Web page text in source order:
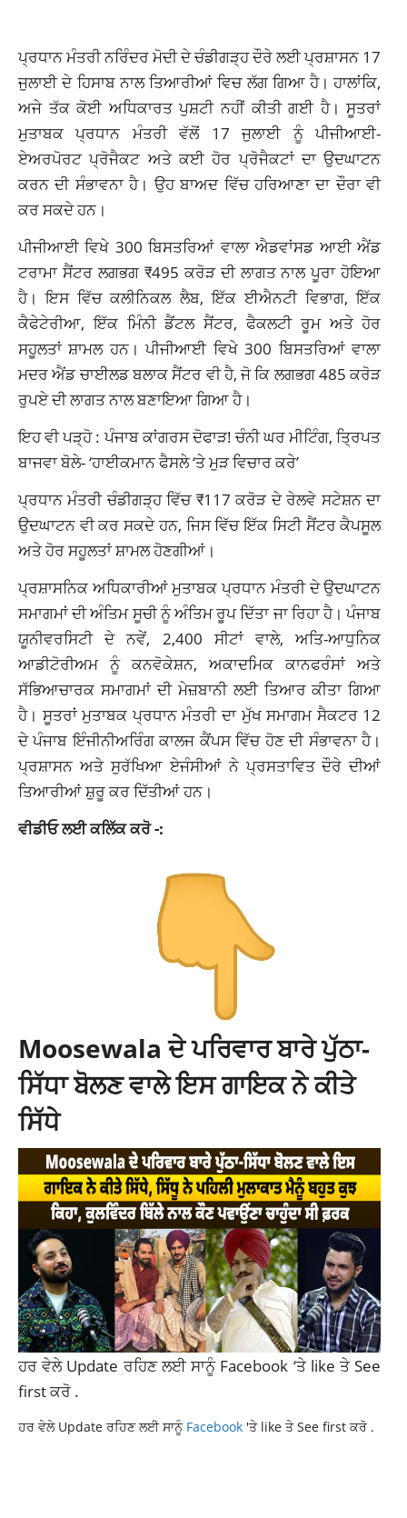
ਪ੍ਰਧਾਨ ਮੰਤਰੀ ਨਰਿੰਦਰ ਮੋਦੀ ਦੇ ਚੰਡੀਗੜ੍ਹ ਦੌਰੇ ਲਈ ਪ੍ਰਸ਼ਾਸਨ 17
ਜੁਲਾਈ ਦੇ ਹਿਸਾਬ ਨਾਲ ਤਿਆਰੀਆਂ ਵਿਚ ਲੱਗ ਗਿਆ ਹੈ। ਹਾਲਾਂਕਿ,
ਅਜੇ ਤੱਕ ਕੋਈ ਅਧਿਕਾਰਤ ਪੁਸ਼ਟੀ ਨਹੀਂ ਕੀਤੀ ਗਈ ਹੈ। ਸੂਤਰਾਂ
ਮੁਤਾਬਕ ਪ੍ਰਧਾਨ ਮੰਤਰੀ ਵੱਲੋਂ 17 ਜੁਲਾਈ ਨੂੰ ਪੀਜੀਆਈ-
ਏਅਰਪੋਰਟ ਪ੍ਰੋਜੈਕਟ ਅਤੇ ਕਈ ਹੋਰ ਪ੍ਰੋਜੈਕਟਾਂ ਦਾ ਉਦਘਾਟਨ
ਕਰਨ ਦੀ ਸੰਭਾਵਨਾ ਹੈ। ਉਹ ਬਾਅਦ ਵਿੱਚ ਹਰਿਆਣਾ ਦਾ ਦੌਰਾ ਵੀ
ਕਰ ਸਕਦੇ ਹਨ।
ਪੀਜੀਆਈ ਵਿਖੇ 300 ਬਿਸਤਰਿਆਂ ਵਾਲਾ ਐਡਵਾਂਸਡ ਆਈ ਐਂਡ
ਟਰਾਮਾ ਸੈਂਟਰ ਲਗਭਗ ₹495 ਕਰੋੜ ਦੀ ਲਾਗਤ ਨਾਲ ਪੂਰਾ ਹੋਇਆ
ਹੈ। ਇਸ ਵਿੱਚ ਕਲੀਨਿਕਲ ਲੈਬ, ਇੱਕ ਈਐਨਟੀ ਵਿਭਾਗ, ਇੱਕ
ਕੈਫੇਟੇਰੀਆ, ਇੱਕ ਮਿੰਨੀ ਡੈਂਟਲ ਸੈਂਟਰ, ਫੈਕਲਟੀ ਰੂਮ ਅਤੇ ਹੋਰ
ਸਹੂਲਤਾਂ ਸ਼ਾਮਲ ਹਨ। ਪੀਜੀਆਈ ਵਿਖੇ 300 ਬਿਸਤਰਿਆਂ ਵਾਲਾ
ਮਦਰ ਐਂਡ ਚਾਈਲਡ ਬਲਾਕ ਸੈਂਟਰ ਵੀ ਹੈ, ਜੋ ਕਿ ਲਗਭਗ 485 ਕਰੋੜ
ਰੁਪਏ ਦੀ ਲਾਗਤ ਨਾਲ ਬਣਾਇਆ ਗਿਆ ਹੈ।
ਇਹ ਵੀ ਪੜ੍ਹੋ :ਪੰਜਾਬ ਕਾਂਗਰਸ ਦੋਫਾੜ! ਚੰਨੀ ਘਰ ਮੀਟਿੰਗ, ਤ੍ਰਿਪਤ
ਬਾਜਵਾ ਬੋਲੇ- ‘ਹਾਈਕਮਾਨ ਫੈਸਲੇ ‘ਤੇ ਮੁੜ ਵਿਚਾਰ ਕਰੇ’
ਪ੍ਰਧਾਨ ਮੰਤਰੀ ਚੰਡੀਗੜ੍ਹ ਵਿੱਚ ₹117 ਕਰੋੜ ਦੇ ਰੇਲਵੇ ਸਟੇਸ਼ਨ ਦਾ
ਉਦਘਾਟਨ ਵੀ ਕਰ ਸਕਦੇ ਹਨ, ਜਿਸ ਵਿੱਚ ਇੱਕ ਸਿਟੀ ਸੈਂਟਰ ਕੈਪਸੂਲ
ਅਤੇ ਹੋਰ ਸਹੂਲਤਾਂ ਸ਼ਾਮਲ ਹੋਣਗੀਆਂ।
ਪ੍ਰਸ਼ਾਸਨਿਕ ਅਧਿਕਾਰੀਆਂ ਮੁਤਾਬਕ ਪ੍ਰਧਾਨ ਮੰਤਰੀ ਦੇ ਉਦਘਾਟਨ
ਸਮਾਗਮਾਂ ਦੀ ਅੰਤਿਮ ਸੂਚੀ ਨੂੰ ਅੰਤਿਮ ਰੂਪ ਦਿੱਤਾ ਜਾ ਰਿਹਾ ਹੈ। ਪੰਜਾਬ
ਯੂਨੀਵਰਸਿਟੀ ਦੇ ਨਵੇਂ, 2,400 ਸੀਟਾਂ ਵਾਲੇ, ਅਤਿ-ਆਧੁਨਿਕ
ਆਡੀਟੋਰੀਅਮ ਨੂੰ ਕਨਵੋਕੇਸ਼ਨ, ਅਕਾਦਮਿਕ ਕਾਨਫਰੰਸਾਂ ਅਤੇ
ਸੱਭਿਆਚਾਰਕ ਸਮਾਗਮਾਂ ਦੀ ਮੇਜ਼ਬਾਨੀ ਲਈ ਤਿਆਰ ਕੀਤਾ ਗਿਆ
ਹੈ। ਸੂਤਰਾਂ ਮੁਤਾਬਕ ਪ੍ਰਧਾਨ ਮੰਤਰੀ ਦਾ ਮੁੱਖ ਸਮਾਗਮ ਸੈਕਟਰ 12
ਦੇ ਪੰਜਾਬ ਇੰਜੀਨੀਅਰਿੰਗ ਕਾਲਜ ਕੈਂਪਸ ਵਿੱਚ ਹੋਣ ਦੀ ਸੰਭਾਵਨਾ ਹੈ।
ਪ੍ਰਸ਼ਾਸਨ ਅਤੇ ਸੁਰੱਖਿਆ ਏਜੰਸੀਆਂ ਨੇ ਪ੍ਰਸਤਾਵਿਤ ਦੌਰੇ ਦੀਆਂ
ਤਿਆਰੀਆਂ ਸ਼ੁਰੂ ਕਰ ਦਿੱਤੀਆਂ ਹਨ।
ਵੀਡੀਓ ਲਈ ਕਲਿੱਕ ਕਰੋ -:
Moosewala ਦੇ ਪਰਿਵਾਰ ਬਾਰੇ ਪੁੱਠਾ-
ਸਿੱਧਾ ਬੋਲਣ ਵਾਲੇ ਇਸ ਗਾਇਕ ਨੇ ਕੀਤੇ
ਸਿੱਧੇ
ਹਰ ਵੇਲੇ Update ਰਹਿਣ ਲਈ ਸਾਨੂੰ Facebook ‘ਤੇ like ਤੇ See
first ਕਰੋ .
ਹਰ ਵੇਲੇ Update ਰਹਿਣ ਲਈ ਸਾਨੂੰ Facebook 'ਤੇ like ਤੇ See first ਕਰੋ .